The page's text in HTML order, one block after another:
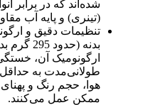
شده‌اند که در برابر
(تینری) و پایه آب
تنظیمات دقیق و
بدنه
ارگونومیک آن،
طولانی‌مدت به
هوا، حجم رنگ و
ممکن عمل می‌کنند.